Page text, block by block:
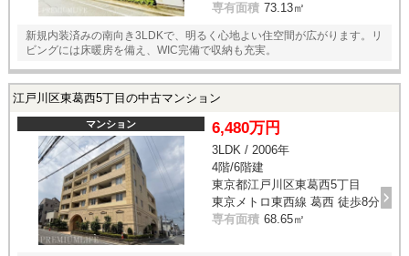
専有面積 73.13㎡
新規内装済みの南向き3LDKで、明るく心地よい住空間が広がります。リ
ビングには床暖房を備え、WIC完備で収納も充実。
江戸川区東葛西5丁目の中古マンション
マンション 6,480万円
3LDK / 2006年
4階/6階建
東京都江戸川区東葛西5丁目
東京メトロ東西線 葛西 徒歩8分
専有面積 68.65㎡